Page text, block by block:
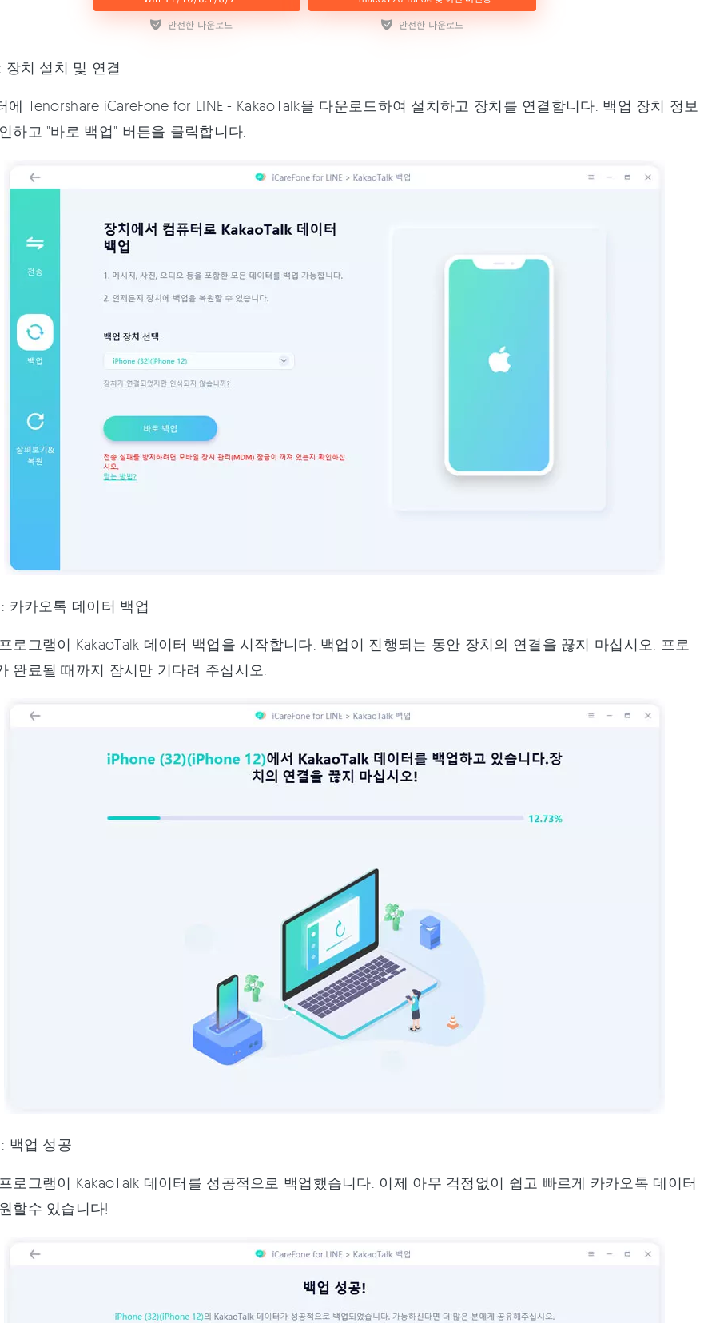
장치 설치 및 연결
에 Tenorshare iCareFone for LINE - KakaoTalk을 다운로드하여 설치하고 장치를 연결합니다. 백업 장치 정보
하고 "바로 백업" 버튼을 클릭합니다.
카카오톡 데이터 백업
로그램이 KakaoTalk 데이터 백업을 시작합니다. 백업이 진행되는 동안 장치의 연결을 끊지 마십시오. 프로
완료될 때까지 잠시만 기다려 주십시오.
백업 성공
로그램이 KakaoTalk 데이터를 성공적으로 백업했습니다. 이제 아무 걱정없이 쉽고 빠르게 카카오톡 데이터
할수 있습니다!